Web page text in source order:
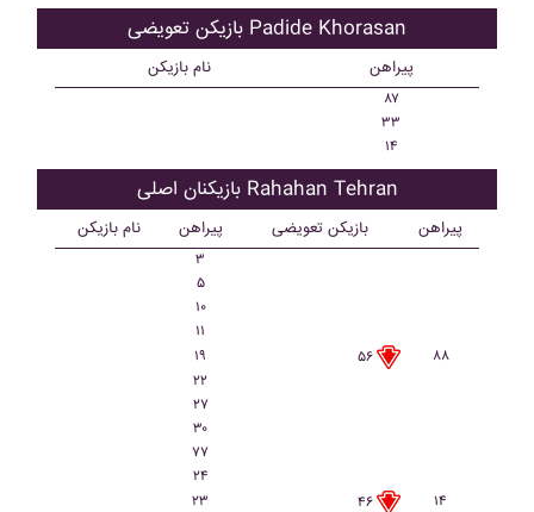
بازیکن تعویضی Padide Khorasan
نام بازیکن پیراهن
۸۷
۳۳
۱۴
بازیکنان اصلی Rahahan Tehran
نام بازیکن پیراهن بازیکن تعویضی پیراهن
۳
۵
۱۰
۱۱
۱۹
۵۶
۸۸
۲۲
۲۷
۳۰
۷۷
۲۴
۲۳
۴۶ ۱۴